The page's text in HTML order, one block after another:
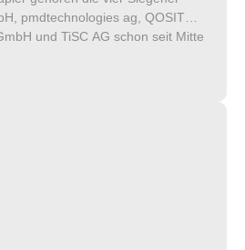
pmdtechnologies ag, QOSIT
und TiSC AG schon seit Mitte